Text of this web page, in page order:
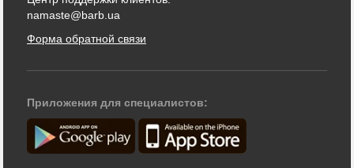
namaste@barb.ua
Форма обратной связи
Приложения для специалистов: